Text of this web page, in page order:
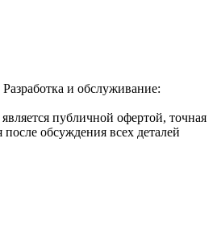
и обслуживание:
публичной офертой, точная
после обсуждения всех деталей